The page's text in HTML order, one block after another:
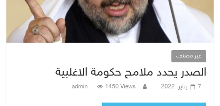
غير مصنف
الصدر يحدد ملامح حكومة الاغلبية
7 يناير، 2022 admin 1450 Views